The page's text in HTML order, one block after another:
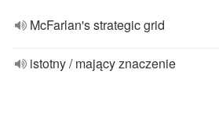
McFarlan's strategic grid
istotny / mający znaczenie